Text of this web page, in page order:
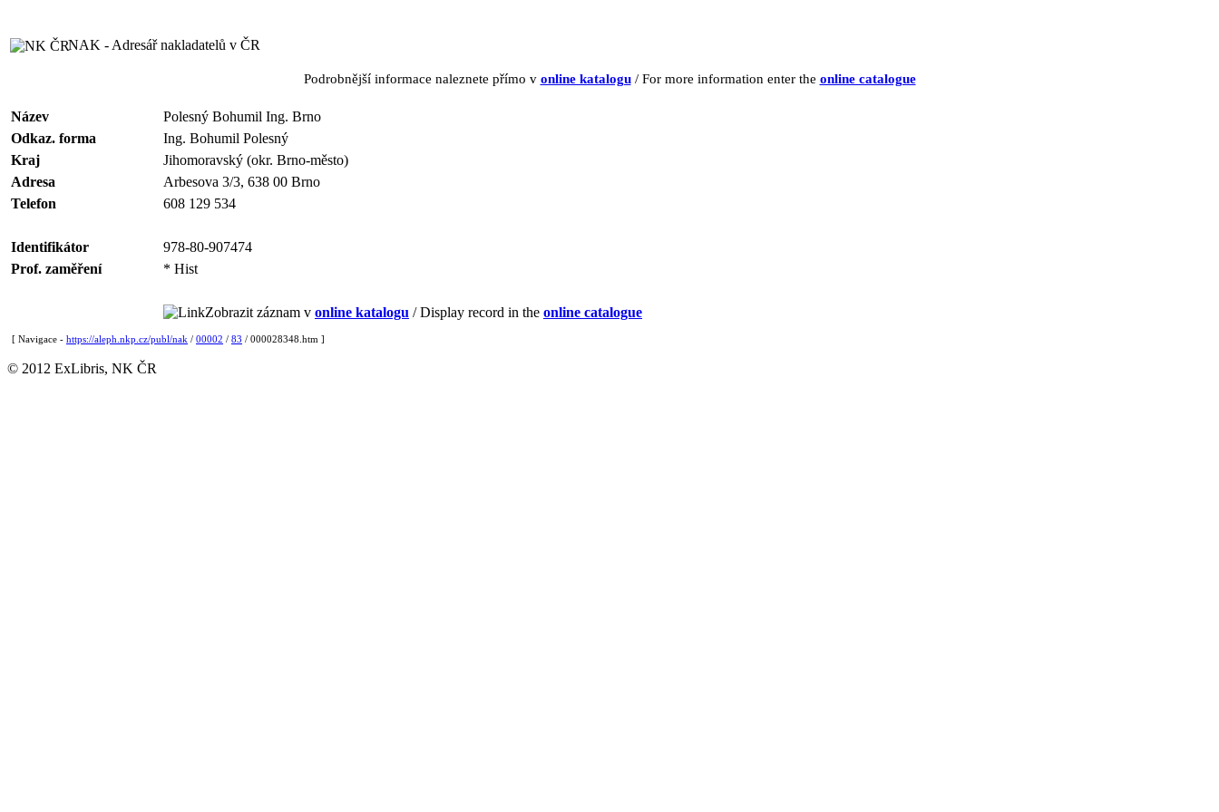
NAK - Adresář nakladatelů v ČR
Podrobnější informace naleznete přímo v online katalogu/ For more information enter the online catalogue
Název
Polesný Bohumil Ing. Brno
Odkaz. forma
Ing. Bohumil Polesný
Kraj
Jihomoravský (okr. Brno-město)
Adresa
Arbesova 3/3, 638 00 Brno
Telefon
608 129 534
Identifikátor
978-80-907474
Prof. zaměření
* Hist
Zobrazit záznam v online katalogu / Display record in the online catalogue
[ Navigace - https://aleph.nkp.cz/publ/nak / 00002 / 83 / 000028348.htm ]
© 2012 ExLibris, NK ČR